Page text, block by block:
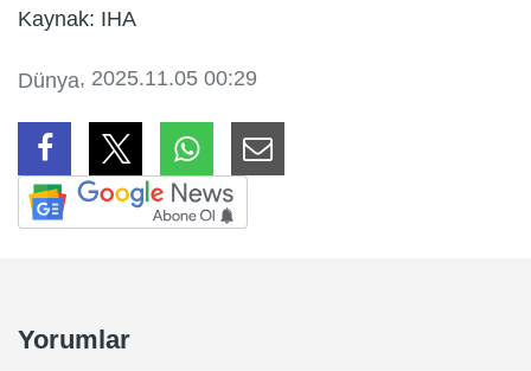
Kaynak: IHA
Dünya, 2025.11.05 00:29
Yorumlar